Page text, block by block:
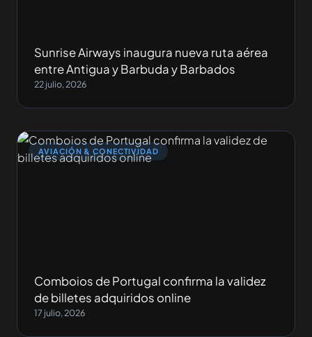
Sunrise Airways inaugura nueva ruta aérea
entre Antigua y Barbuda y Barbados
22 julio, 2026
AVIACIÓN & CONECTIVIDAD
Comboios de Portugal confirma la validez
de billetes adquiridos online
17 julio, 2026